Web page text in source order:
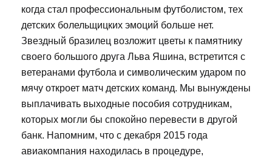
когда стал профессиональным футболистом, тех
детских болельщицких эмоций больше нет.
Звездный бразилец возложит цветы к памятнику
своего большого друга Льва Яшина, встретится с
ветеранами футбола и символическим ударом по
мячу откроет матч детских команд. Мы вынуждены
выплачивать выходные пособия сотрудникам,
которых могли бы спокойно перевести в другой
банк. Напомним, что с декабря 2015 года
авиакомпания находилась в процедуре,